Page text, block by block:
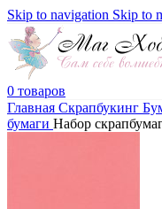
Skip to navigation Skip to
0 товаров
Главная Скрапбукинг
бумаги Набор